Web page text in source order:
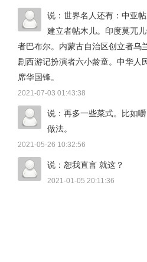
说：世界名人还有：中亚
建立者帖木儿。印度莫兀
者巴布尔。内蒙古自治区创立者乌
剧西游记扮演者六小龄童。中华人
席华国锋。
2021-07-03 01:43:38
说：再多一些菜式。比如
做法。
2021-05-26 10:32:56
说：恕我直言 就这？
2021-01-05 20:11:36